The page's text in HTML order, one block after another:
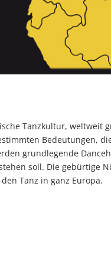
Tanzkultur, weltweit
Bedeutungen,
grundlegende
soll. Die gebürtige
Tanz in ganz Europa.